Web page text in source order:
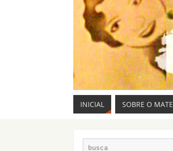
INICIAL SOBRE O MATE